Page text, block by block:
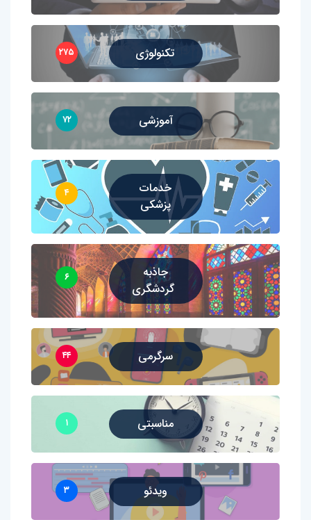
تکنولوژی ۲۷۵
آموزشی ۷۲
خدمات
پزشکی
۴
جاذبه
گردشگری
۶
سرگرمی ۴۴
مناسبتی ۱
ویدئو ۳